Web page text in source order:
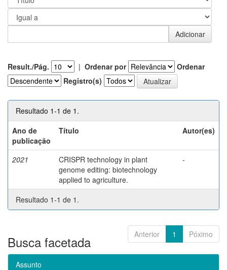
Result./Pág. | Ordenar por
Ordenar
Registro(s)
Resultado 1-1 de 1.
Ano de
publicação
Título Autor(es)
2021
CRISPR technology in plant
genome editing: biotechnology
applied to agriculture.
-
Resultado 1-1 de 1.
Anterior 1 Póximo
Busca facetada
Assunto